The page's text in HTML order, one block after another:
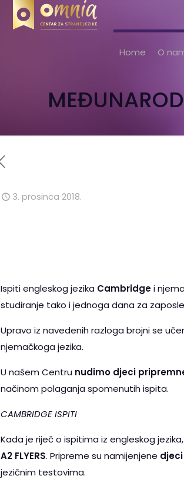
Home O
3. prosinca 2018.
Ispiti engleskog jezika Cambridgei
studiranje tako i jednoga dana za
Upravo iz navedenih razloga brojni se
njemačkoga jezika.
U našem Centru nudimo djeci
načinom polaganja spomenutih ispita.
CAMBRIDGE ISPITI
Kada je riječ o ispitima iz engleskog
A2 FLYERS. Pripreme su namijenjene djeci
jezičnim testovima.